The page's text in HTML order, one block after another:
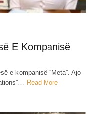
E Kompanisë
e kompanisë “Meta”. Ajo
Read More